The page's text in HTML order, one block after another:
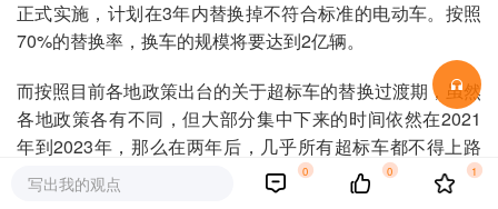
正式实施，计划在3年内替换掉不符合标准的电动车。按照
70%的替换率，换车的规模将要达到2亿辆。
而按照目前各地政策出台的关于超标车的替换过渡期，虽然
各地政策各有不同，但大部分集中下来的时间依然在2021
年到2023年，那么在两年后，几乎所有超标车都不得上路
行驶。
写出我的观点
0 0 1